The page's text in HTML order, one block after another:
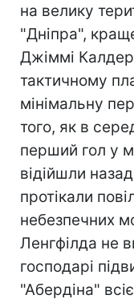
на велику
"Дніпра",
Джіммі
тактичному
мінімальну
того, як в
перший гол у
відійшли
протікали
небезпечних
Ленгфілда не
господарі
"Абердіна"